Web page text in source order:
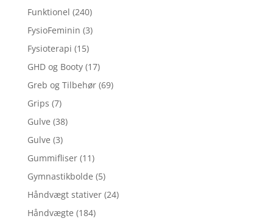
Funktionel (240)
FysioFeminin (3)
Fysioterapi (15)
GHD og Booty (17)
Greb og Tilbehør (69)
Grips (7)
Gulve (38)
Gulve (3)
Gummifliser (11)
Gymnastikbolde (5)
Håndvægt stativer (24)
Håndvægte (184)